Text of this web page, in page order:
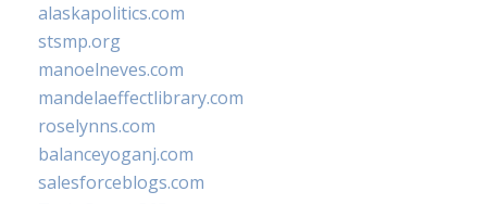
alaskapolitics.com
stsmp.org
manoelneves.com
mandelaeffectlibrary.com
roselynns.com
balanceyoganj.com
salesforceblogs.com